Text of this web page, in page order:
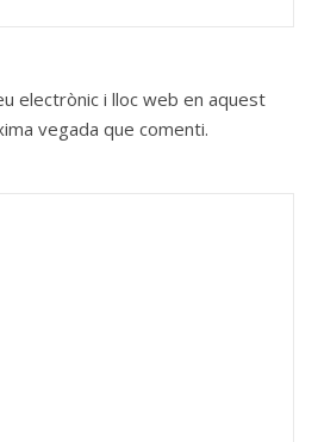
electrònic i lloc web en aquest
vegada que comenti.